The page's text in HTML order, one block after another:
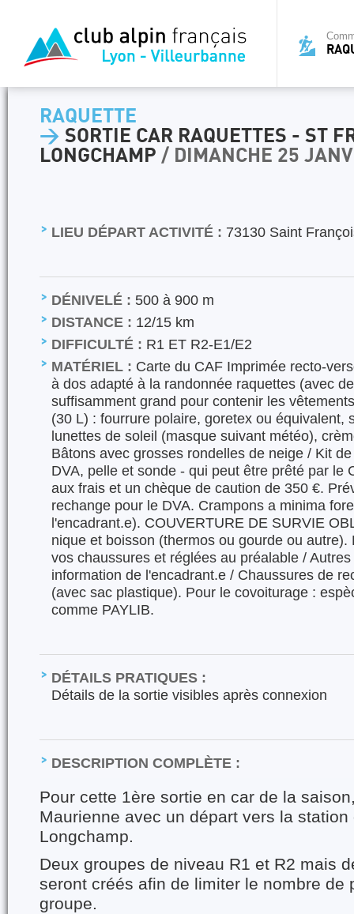
RAQUETTE
> SORTIE CAR RAQUETTES - ST
LONGCHAMP / DIMANCHE 25
LIEU DÉPART ACTIVITÉ : 73130 Saint
DÉNIVELÉ : 500 à 900 m
DISTANCE : 12/15 km
DIFFICULTÉ : R1 ET R2-E1/E2
MATÉRIEL : Carte du CAF Imprimée recto-
à dos adapté à la randonnée raquettes (avec
suffisamment grand pour contenir les
(30 L) : fourrure polaire, goretex ou équivalent,
lunettes de soleil (masque suivant météo),
Bâtons avec grosses rondelles de neige / Kit
DVA, pelle et sonde - qui peut être prêté par le
aux frais et un chèque de caution de 350 €.
rechange pour le DVA. Crampons a minima
l'encadrant.e). COUVERTURE DE SURVIE
nique et boisson (thermos ou gourde ou
vos chaussures et réglées au préalable /
information de l'encadrant.e / Chaussures de
(avec sac plastique). Pour le covoiturage :
comme PAYLIB.
DÉTAILS PRATIQUES :
Détails de la sortie visibles après connexion
DESCRIPTION COMPLÈTE :
Pour cette 1ère sortie en car de la
Maurienne avec un départ vers la
Longchamp.
Deux groupes de niveau R1 et R2 mais
seront créés afin de limiter le nombre de
groupe.